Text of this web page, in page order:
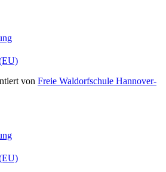
von Freie Waldorfschule Hannover-